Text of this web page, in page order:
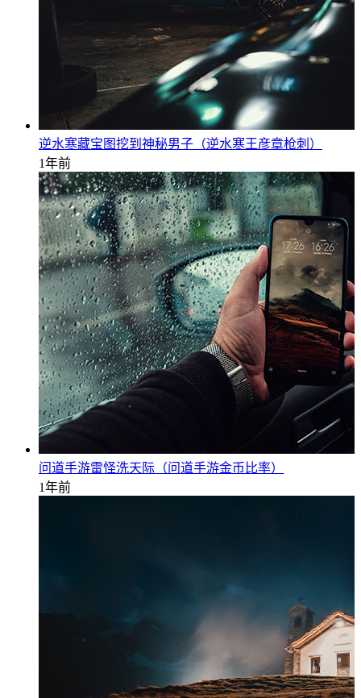
逆水寒藏宝图挖到神秘男子（逆水寒王彦章枪刺）
1年前
问道手游雷怪洗天际（问道手游金币比率）
1年前